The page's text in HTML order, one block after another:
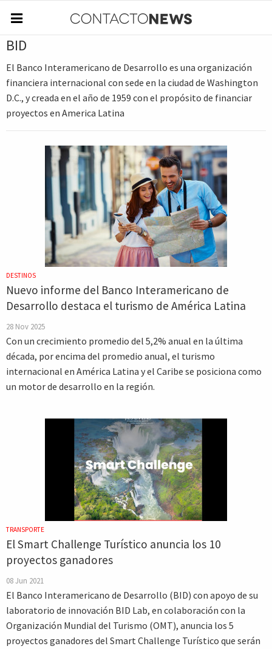
BID
El Banco Interamericano de Desarrollo es una organización
financiera internacional con sede en la ciudad de Washington
D.C., y creada en el año de 1959 con el propósito de financiar
proyectos en America Latina
DESTINOS
Nuevo informe del Banco Interamericano de
Desarrollo destaca el turismo de América Latina
28 Nov 2025
Con un crecimiento promedio del 5,2% anual en la última
década, por encima del promedio anual, el turismo
internacional en América Latina y el Caribe se posiciona como
un motor de desarrollo en la región.
TRANSPORTE
El Smart Challenge Turístico anuncia los 10
proyectos ganadores
08 Jun 2021
El Banco Interamericano de Desarrollo (BID) con apoyo de su
laboratorio de innovación BID Lab, en colaboración con la
Organización Mundial del Turismo (OMT), anuncia los 5
proyectos ganadores del Smart Challenge Turístico que serán